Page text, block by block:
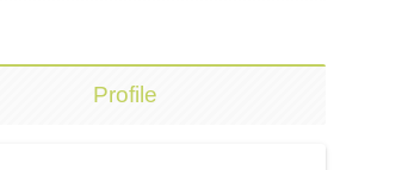
Profile